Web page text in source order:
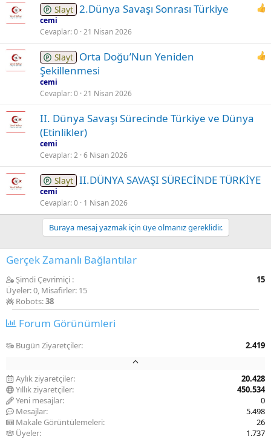
Slayt 2.Dünya Savaşı Sonrası Türkiye
cemi
Cevaplar 0 21 Nisan 2026
Slayt Orta Doğu’Nun Yeniden
Şekillenmesi
cemi
Cevaplar 0 21 Nisan 2026
II. Dünya Savaşı Sürecinde Türkiye ve Dünya
(Etinlikler)
cemi
Cevaplar 2 6 Nisan 2026
Slayt II.DÜNYA SAVAŞI SÜRECİNDE TÜRKİYE
cemi
Cevaplar 0 1 Nisan 2026
Buraya mesaj yazmak için üye olmanız gereklidir.
Gerçek Zamanlı Bağlantılar
Şimdi Çevrimiçi
15
Üyeler: 0, Misafirler: 15
Robots:38
Forum Görünümleri
Bugün Ziyaretçiler 2.419
Aylık ziyaretçiler
20.428
Yıllık ziyaretçiler
450.534
Yeni mesajlar
0
Mesajlar
5.498
Makale Görüntülemeleri
26
Üyeler
1.737